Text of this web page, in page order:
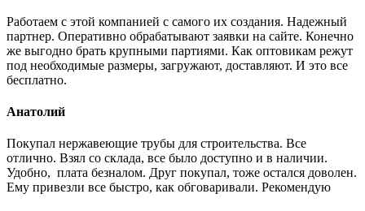
Работаем с этой компанией с самого их создания. Надежный
партнер. Оперативно обрабатывают заявки на сайте. Конечно
же выгодно брать крупными партиями. Как оптовикам режут
под необходимые размеры, загружают, доставляют. И это все
бесплатно.
Анатолий
Покупал нержавеющие трубы для строительства. Все
отлично. Взял со склада, все было доступно и в наличии.
Удобно, плата безналом. Друг покупал, тоже остался доволен.
Ему привезли все быстро, как обговаривали. Рекомендую